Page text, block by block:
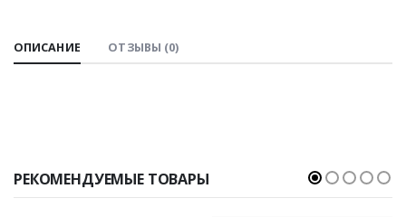
ОПИСАНИЕ ОТЗЫВЫ (0)
РЕКОМЕНДУЕМЫЕ ТОВАРЫ